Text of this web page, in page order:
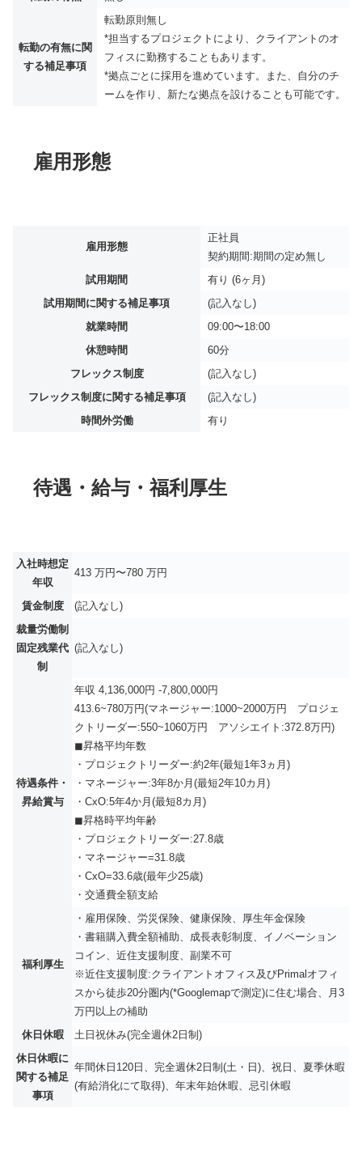
転勤の有無に関
する補足事項
転勤原則無し
*担当するプロジェクトにより、クライアントのオ
フィスに勤務することもあります。
*拠点ごとに採用を進めています。また、自分のチ
ームを作り、新たな拠点を設けることも可能です。
雇用形態
雇用形態
正社員
契約期間:期間の定め無し
試用期間
有り (6ヶ月)
試用期間に関する補足事項
(記入なし)
就業時間
09:00〜18:00
休憩時間
60分
フレックス制度
(記入なし)
フレックス制度に関する補足事項
(記入なし)
時間外労働
有り
待遇・給与・福利厚生
入社時想定
年収
413 万円〜780 万円
賃金制度
(記入なし)
裁量労働制
固定残業代
制
(記入なし)
待遇条件・
昇給賞与
年収 4,136,000円 -7,800,000円
413.6~780万円(マネージャー:1000~2000万円 プロジェ
クトリーダー:550~1060万円 アソシエイト:372.8万円)
◼︎昇格平均年数
・プロジェクトリーダー:約2年(最短1年3ヵ月)
・マネージャー:3年8か月(最短2年10カ月)
・CxO:5年4か月(最短8カ月)
◼︎昇格時平均年齢
・プロジェクトリーダー:27.8歳
・マネージャー=31.8歳
・CxO=33.6歳(最年少25歳)
・交通費全額支給
福利厚生
・雇用保険、労災保険、健康保険、厚生年金保険
・書籍購入費全額補助、成長表彰制度、イノベーション
コイン、近住支援制度、副業不可
※近住支援制度:クライアントオフィス及びPrimalオフィ
スから徒歩20分圏内(*Googlemapで測定​)に住む場合、月3
万円以上の補助
休日休暇
土日祝休み(完全週休2日制)
休日休暇に
関する補足
事項
年間休日120日、完全週休2日制(土・日)、祝日、夏季休暇
(有給消化にて取得)、年末年始休暇、忌引休暇